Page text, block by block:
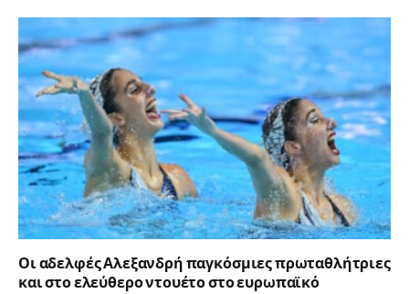
Οι αδελφές Αλεξανδρή παγκόσμιες πρωταθλήτριες
και στο ελεύθερο ντουέτο στο ευρωπαϊκό